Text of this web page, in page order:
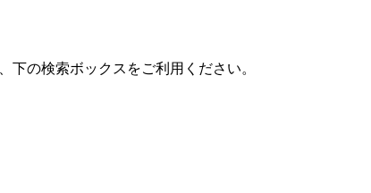
下の検索ボックスをご利用ください。